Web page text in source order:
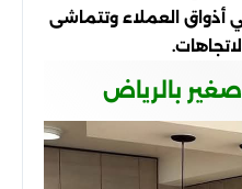
أذواق العملاء وتتماشى
بالرياض